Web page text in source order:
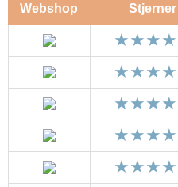
Webshop Stjerner